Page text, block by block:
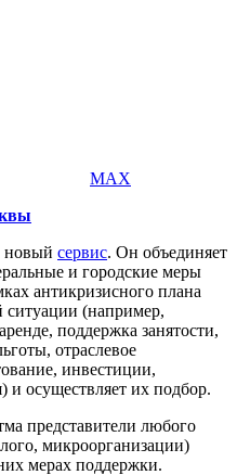
MAX
новый сервис. Он объединяет
и городские меры
антикризисного плана
ситуации (например,
поддержка занятости,
отраслевое
инвестиции,
и осуществляет их подбор.
представители любого
микроорганизации)
мерах поддержки.